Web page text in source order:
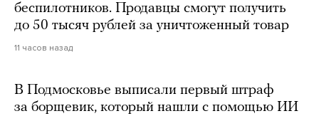
беспилотников. Продавцы смогут получить
до 50 тысяч рублей за уничтоженный товар
11 часов назад
В Подмосковье выписали первый штраф
за борщевик, который нашли с помощью ИИ